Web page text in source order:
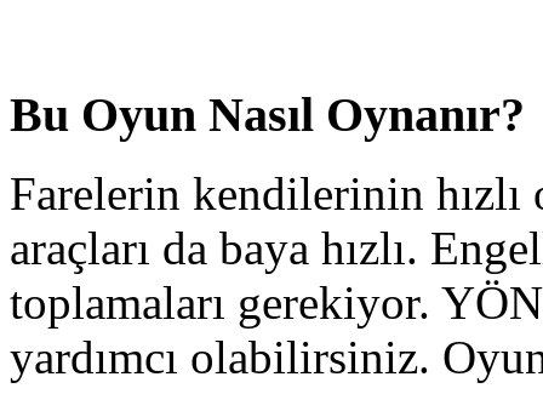
Bu Oyun Nasıl Oynanır?
Farelerin kendilerinin
araçları da baya hızlı.
toplamaları gerekiyor.
yardımcı olabilirsiniz.